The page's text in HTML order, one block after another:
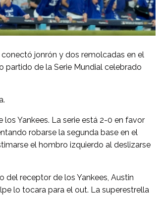
jonrón y dos remolcadas en el
partido de la Serie Mundial celebrado
los Yankees. La serie está 2-0 en favor
robarse la segunda base en el
el hombro izquierdo al deslizarse
del receptor de los Yankees, Austin
lo tocara para el out. La superestrella